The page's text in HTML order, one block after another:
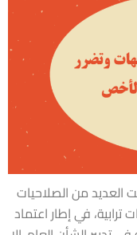
من الصلاحيات
في إطار اعتماد